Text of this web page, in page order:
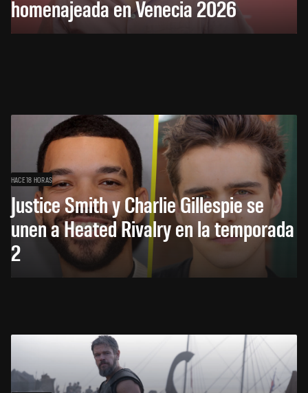
homenajeada en Venecia 2026
HACE 18 HORAS
Justice Smith y Charlie Gillespie se
unen a Heated Rivalry en la temporada
2